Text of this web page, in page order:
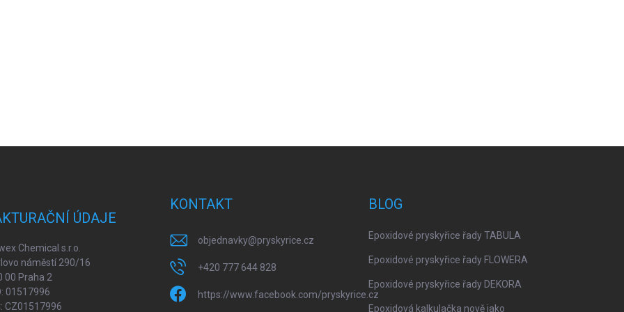
ÚDAJE
Chemical s.r.o.
náměstí 290/16
00 Praha 2
01517996
CZ01517996
KONTAKT
objednavky@pryskyrice.cz
+420 777 644 828
https://www.facebook.com/pryskyrice.cz
BLOG
Epoxidové pryskyřice řady TABULA
Epoxidové pryskyřice řady FLOWERA
Epoxidové pryskyřice řady DEKORA
Epoxidová kalkulačka nově jako